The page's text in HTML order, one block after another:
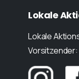
Lokale
Lokale